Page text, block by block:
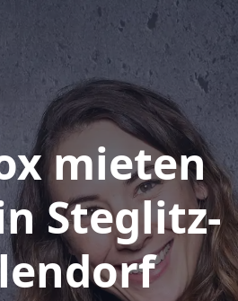
mieten
Steglitz-